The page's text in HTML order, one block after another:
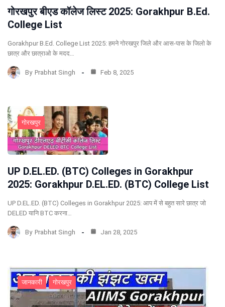
गोरखपुर बीएड कॉलेज लिस्ट 2025: Gorakhpur B.Ed.
College List
Gorakhpur B.Ed. College List 2025: हमने गोरखपुर जिले और आस-पास के जिलो के
छात्र और छात्राओ के मदद…
By Prabhat Singh Feb 8, 2025
गोरखपुर
UP D.EL.ED. (BTC) Colleges in Gorakhpur
2025: Gorakhpur D.EL.ED. (BTC) College List
UP D.EL.ED. (BTC) Colleges in Gorakhpur 2025: आप में से बहुत सारे छात्र जो
DELED यानि BTC करना…
By Prabhat Singh Jan 28, 2025
जानकारी गोरखपुर